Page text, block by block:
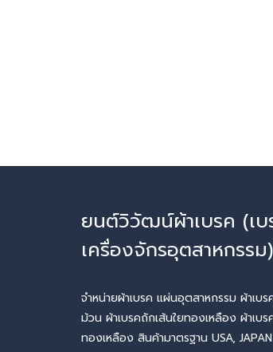
ยนต์วิวัฒน์ผ้าเบรค (เ
เครื่องจักรอุตสาหกรรม)
จำหน่ายผ้าเบรค แผ่นอุตสาหกรรม ผ้าเบร
ม้วน ผ้าเบรคถักเส้นใยทองเหลือง ผ้าเบร
ทองเหลือง สินค้ามาตรฐาน USA, JAPAN